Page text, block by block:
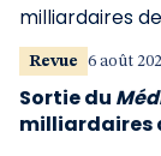
Revue 6 août
Sortie du
milliardaires